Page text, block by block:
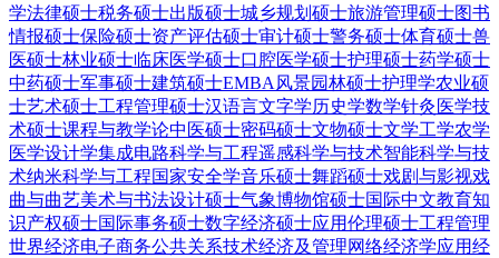
学法律硕士税务硕士出版硕士城乡规划硕士旅游管理硕士图书
情报硕士保险硕士资产评估硕士审计硕士警务硕士体育硕士兽
医硕士林业硕士临床医学硕士口腔医学硕士护理硕士药学硕士
中药硕士军事硕士建筑硕士EMBA 风景园林硕士护理学农业硕
士艺术硕士工程管理硕士汉语言文字学历史学数学针灸 医学技
术硕士课程与教学论中医硕士密码硕士文物硕士文学工学农学
医学设计学集成电路科学与工程遥感科学与技术智能科学与技
术纳米科学与工程国家安全学音乐硕士舞蹈硕士戏剧与影视戏
曲与曲艺美术与书法设计硕士气象博物馆硕士国际中文教育知
识产权硕士国际事务硕士数字经济硕士应用伦理硕士工程管理
世界经济电子商务公共关系技术经济及管理网络经济学应用经